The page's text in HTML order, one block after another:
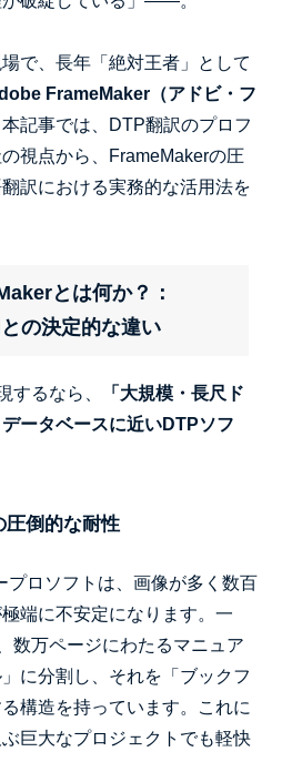
で、長年「絶対王者」として
FrameMaker（アドビ・フ
記事では、DTP翻訳のプロフ
視点から、FrameMakerの圧
訳における実務的な活用法を
とは何か？：
の決定的な違い
するなら、
「大規模・長尺ド
ータベースに近いDTPソフ
圧倒的な耐性
プロソフトは、画像が多く数百
端に不安定になります。一
数万ページにわたるマニュア
に分割し、それを「ブックフ
構造を持っています。これに
巨大なプロジェクトでも軽快